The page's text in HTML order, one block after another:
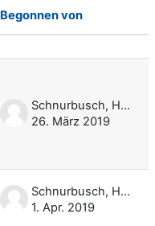
Begonnen von
Schnurbusch, Harald
26. März 2019
Schnurbusch, Harald
1. Apr. 2019